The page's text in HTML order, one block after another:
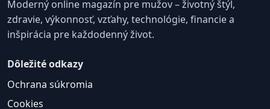
Moderný online magazín pre mužov – životný štýl,
zdravie, výkonnosť, vzťahy, technológie, financie a
inšpirácia pre každodenný život.
Dôležité odkazy
Ochrana súkromia
Cookies